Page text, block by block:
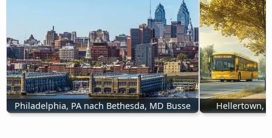
Philadelphia, PA nach Bethesda, MD Busse Hellertown,